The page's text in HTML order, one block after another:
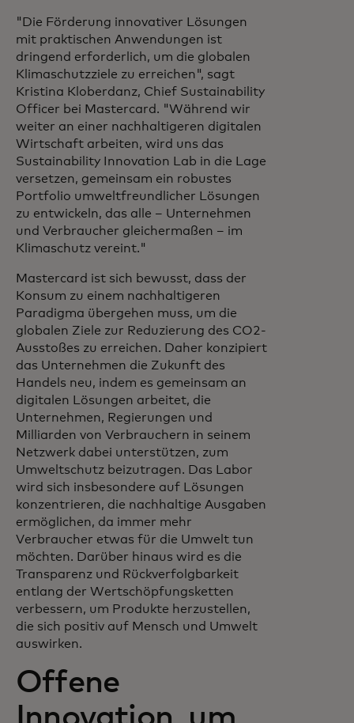
"Die Förderung innovativer Lösungen
mit praktischen Anwendungen ist
dringend erforderlich, um die globalen
Klimaschutzziele zu erreichen", sagt
Kristina Kloberdanz, Chief Sustainability
Officer bei Mastercard. "Während wir
weiter an einer nachhaltigeren digitalen
Wirtschaft arbeiten, wird uns das
Sustainability Innovation Lab in die Lage
versetzen, gemeinsam ein robustes
Portfolio umweltfreundlicher Lösungen
zu entwickeln, das alle – Unternehmen
und Verbraucher gleichermaßen – im
Klimaschutz vereint."
Mastercard ist sich bewusst, dass der
Konsum zu einem nachhaltigeren
Paradigma übergehen muss, um die
globalen Ziele zur Reduzierung des CO2-
Ausstoßes zu erreichen. Daher konzipiert
das Unternehmen die Zukunft des
Handels neu, indem es gemeinsam an
digitalen Lösungen arbeitet, die
Unternehmen, Regierungen und
Milliarden von Verbrauchern in seinem
Netzwerk dabei unterstützen, zum
Umweltschutz beizutragen. Das Labor
wird sich insbesondere auf Lösungen
konzentrieren, die nachhaltige Ausgaben
ermöglichen, da immer mehr
Verbraucher etwas für die Umwelt tun
möchten. Darüber hinaus wird es die
Transparenz und Rückverfolgbarkeit
entlang der Wertschöpfungsketten
verbessern, um Produkte herzustellen,
die sich positiv auf Mensch und Umwelt
auswirken.
Offene